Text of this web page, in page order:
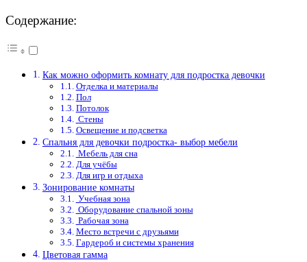
Содержание:
Как можно оформить комнату для подростка девочки
Отделка и материалы
Пол
Потолок
Стены
Освещение и подсветка
Спальня для девочки подростка- выбор мебели
Мебель для сна
Для учёбы
Для игр и отдыха
Зонирование комнаты
Учебная зона
Оборудование спальной зоны
Рабочая зона
Место встречи с друзьями
Гардероб и системы хранения
Цветовая гамма